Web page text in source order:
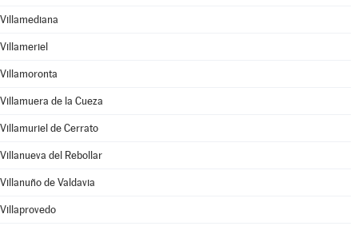
Villamediana
Villameriel
Villamoronta
Villamuera de la Cueza
Villamuriel de Cerrato
Villanueva del Rebollar
Villanuño de Valdavia
Villaprovedo